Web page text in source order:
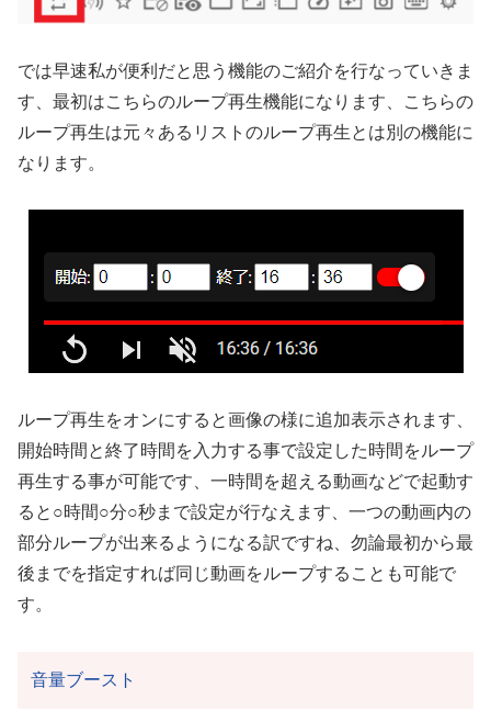
では早速私が便利だと思う機能のご紹介を行なっていきま
す、最初はこちらのループ再生機能になります、こちらの
ループ再生は元々あるリストのループ再生とは別の機能に
なります。
ループ再生をオンにすると画像の様に追加表示されます、
開始時間と終了時間を入力する事で設定した時間をループ
再生する事が可能です、一時間を超える動画などで起動す
ると○時間○分○秒まで設定が行なえます、一つの動画内の
部分ループが出来るようになる訳ですね、勿論最初から最
後までを指定すれば同じ動画をループすることも可能で
す。
音量ブースト